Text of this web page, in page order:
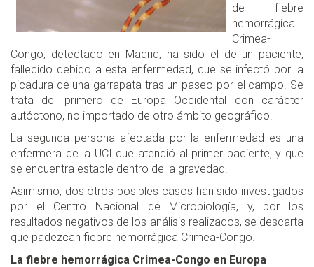
de fiebre
hemorrágica
Crimea-
Congo, detectado en Madrid, ha sido el de un paciente,
fallecido debido a esta enfermedad, que se infectó por la
picadura de una garrapata tras un paseo por el campo. Se
trata del primero de Europa Occidental con carácter
autóctono, no importado de otro ámbito geográfico.
La segunda persona afectada por la enfermedad es una
enfermera de la UCI que atendió al primer paciente, y que
se encuentra estable dentro de la gravedad.
Asimismo, dos otros posibles casos han sido investigados
por el Centro Nacional de Microbiología, y, por los
resultados negativos de los análisis realizados, se descarta
que padezcan fiebre hemorrágica Crimea-Congo.
La fiebre hemorrágica Crimea-Congo en Europa